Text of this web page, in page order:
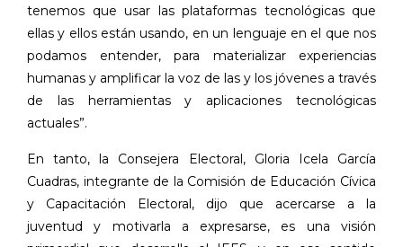
tenemos que usar las plataformas tecnológicas que
ellas y ellos están usando, en un lenguaje en el que nos
podamos entender, para materializar experiencias
humanas y amplificar la voz de las y los jóvenes a través
de las herramientas y aplicaciones tecnológicas
actuales”.
En tanto, la Consejera Electoral, Gloria Icela García
Cuadras, integrante de la Comisión de Educación Cívica
y Capacitación Electoral, dijo que acercarse a la
juventud y motivarla a expresarse, es una visión